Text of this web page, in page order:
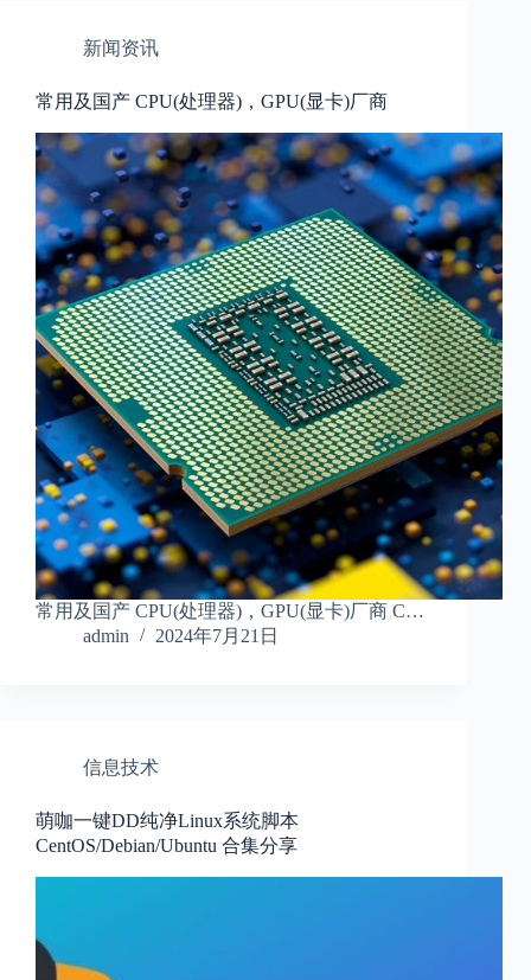
新闻资讯
常用及国产 CPU(处理器)，GPU(显卡)厂商
常用及国产 CPU(处理器)，GPU(显卡)厂商 C…
admin
2024年7月21日
信息技术
萌咖一键DD纯净Linux系统脚本
CentOS/Debian/Ubuntu 合集分享